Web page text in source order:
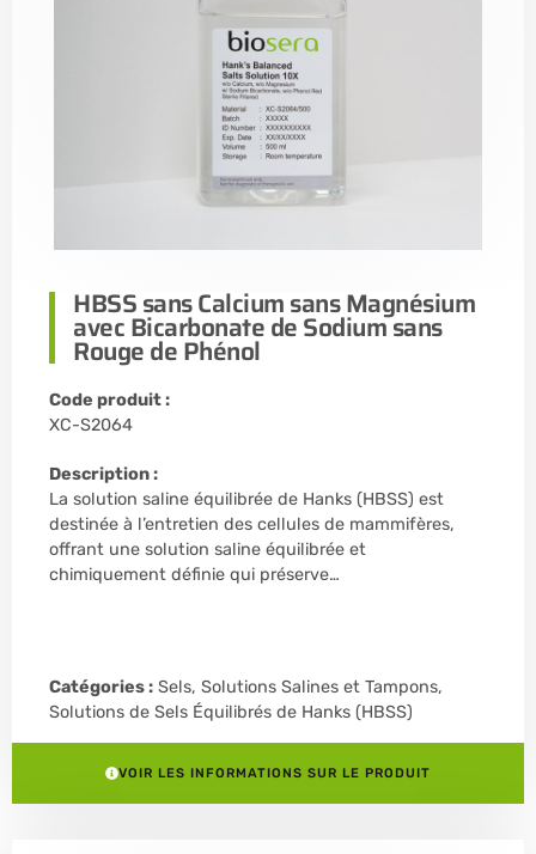
HBSS sans Calcium sans Magnésium
avec Bicarbonate de Sodium sans
Rouge de Phénol
Code produit :
XC-S2064
Description :
La solution saline équilibrée de Hanks (HBSS) est
destinée à l’entretien des cellules de mammifères,
offrant une solution saline équilibrée et
chimiquement définie qui préserve…
Catégories : Sels, Solutions Salines et Tampons,
Solutions de Sels Équilibrés de Hanks (HBSS)
VOIR LES INFORMATIONS SUR LE PRODUIT